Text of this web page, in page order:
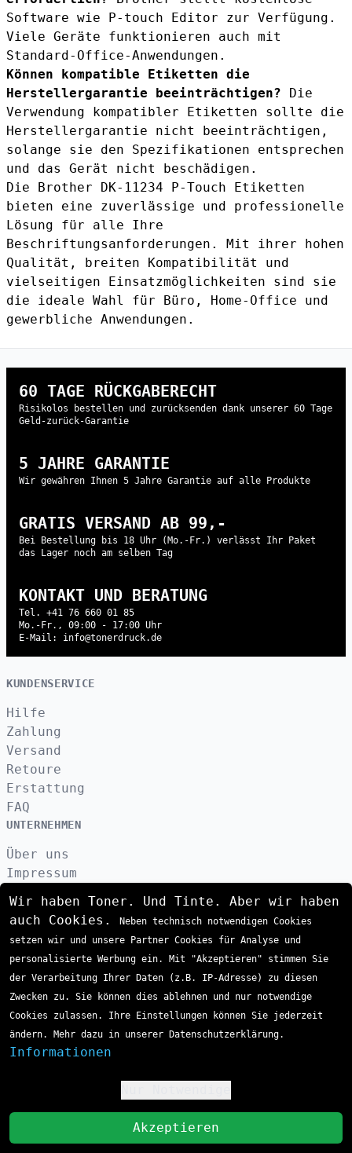
Software wie P-touch Editor zur Verfügung.
Viele Geräte funktionieren auch mit
Standard-Office-Anwendungen.
Können kompatible Etiketten die
Herstellergarantie beeinträchtigen? Die
Verwendung kompatibler Etiketten sollte die
Herstellergarantie nicht beeinträchtigen,
solange sie den Spezifikationen entsprechen
und das Gerät nicht beschädigen.
Die Brother DK-11234 P-Touch Etiketten
bieten eine zuverlässige und professionelle
Lösung für alle Ihre
Beschriftungsanforderungen. Mit ihrer hohen
Qualität, breiten Kompatibilität und
vielseitigen Einsatzmöglichkeiten sind sie
die ideale Wahl für Büro, Home-Office und
gewerbliche Anwendungen.
60 TAGE RÜCKGABERECHT
Risikolos bestellen und zurücksenden dank unserer 60 Tage
Geld-zurück-Garantie
5 JAHRE GARANTIE
Wir gewähren Ihnen 5 Jahre Garantie auf alle Produkte
GRATIS VERSAND AB 99,-
Bei Bestellung bis 18 Uhr (Mo.-Fr.) verlässt Ihr Paket
das Lager noch am selben Tag
KONTAKT UND BERATUNG
Tel. +41 76 660 01 85
Mo.-Fr., 09:00 - 17:00 Uhr
E-Mail: info@tonerdruck.de
KUNDENSERVICE
Hilfe
Zahlung
Versand
Retoure
Erstattung
FAQ
UNTERNEHMEN
Über uns
Impressum
Kontakt
AGB
VERSAND
ZAHLUNGSARTEN
Wir haben Toner. Und Tinte. Aber wir haben
auch Cookies.
Neben technisch notwendigen Cookies
setzen wir und unsere Partner Cookies für Analyse und
personalisierte Werbung ein. Mit "Akzeptieren" stimmen Sie
der Verarbeitung Ihrer Daten (z.B. IP-Adresse) zu diesen
Zwecken zu. Sie können dies ablehnen und nur notwendige
Cookies zulassen. Ihre Einstellungen können Sie jederzeit
ändern. Mehr dazu in unserer Datenschutzerklärung.
Informationen
Akzeptieren